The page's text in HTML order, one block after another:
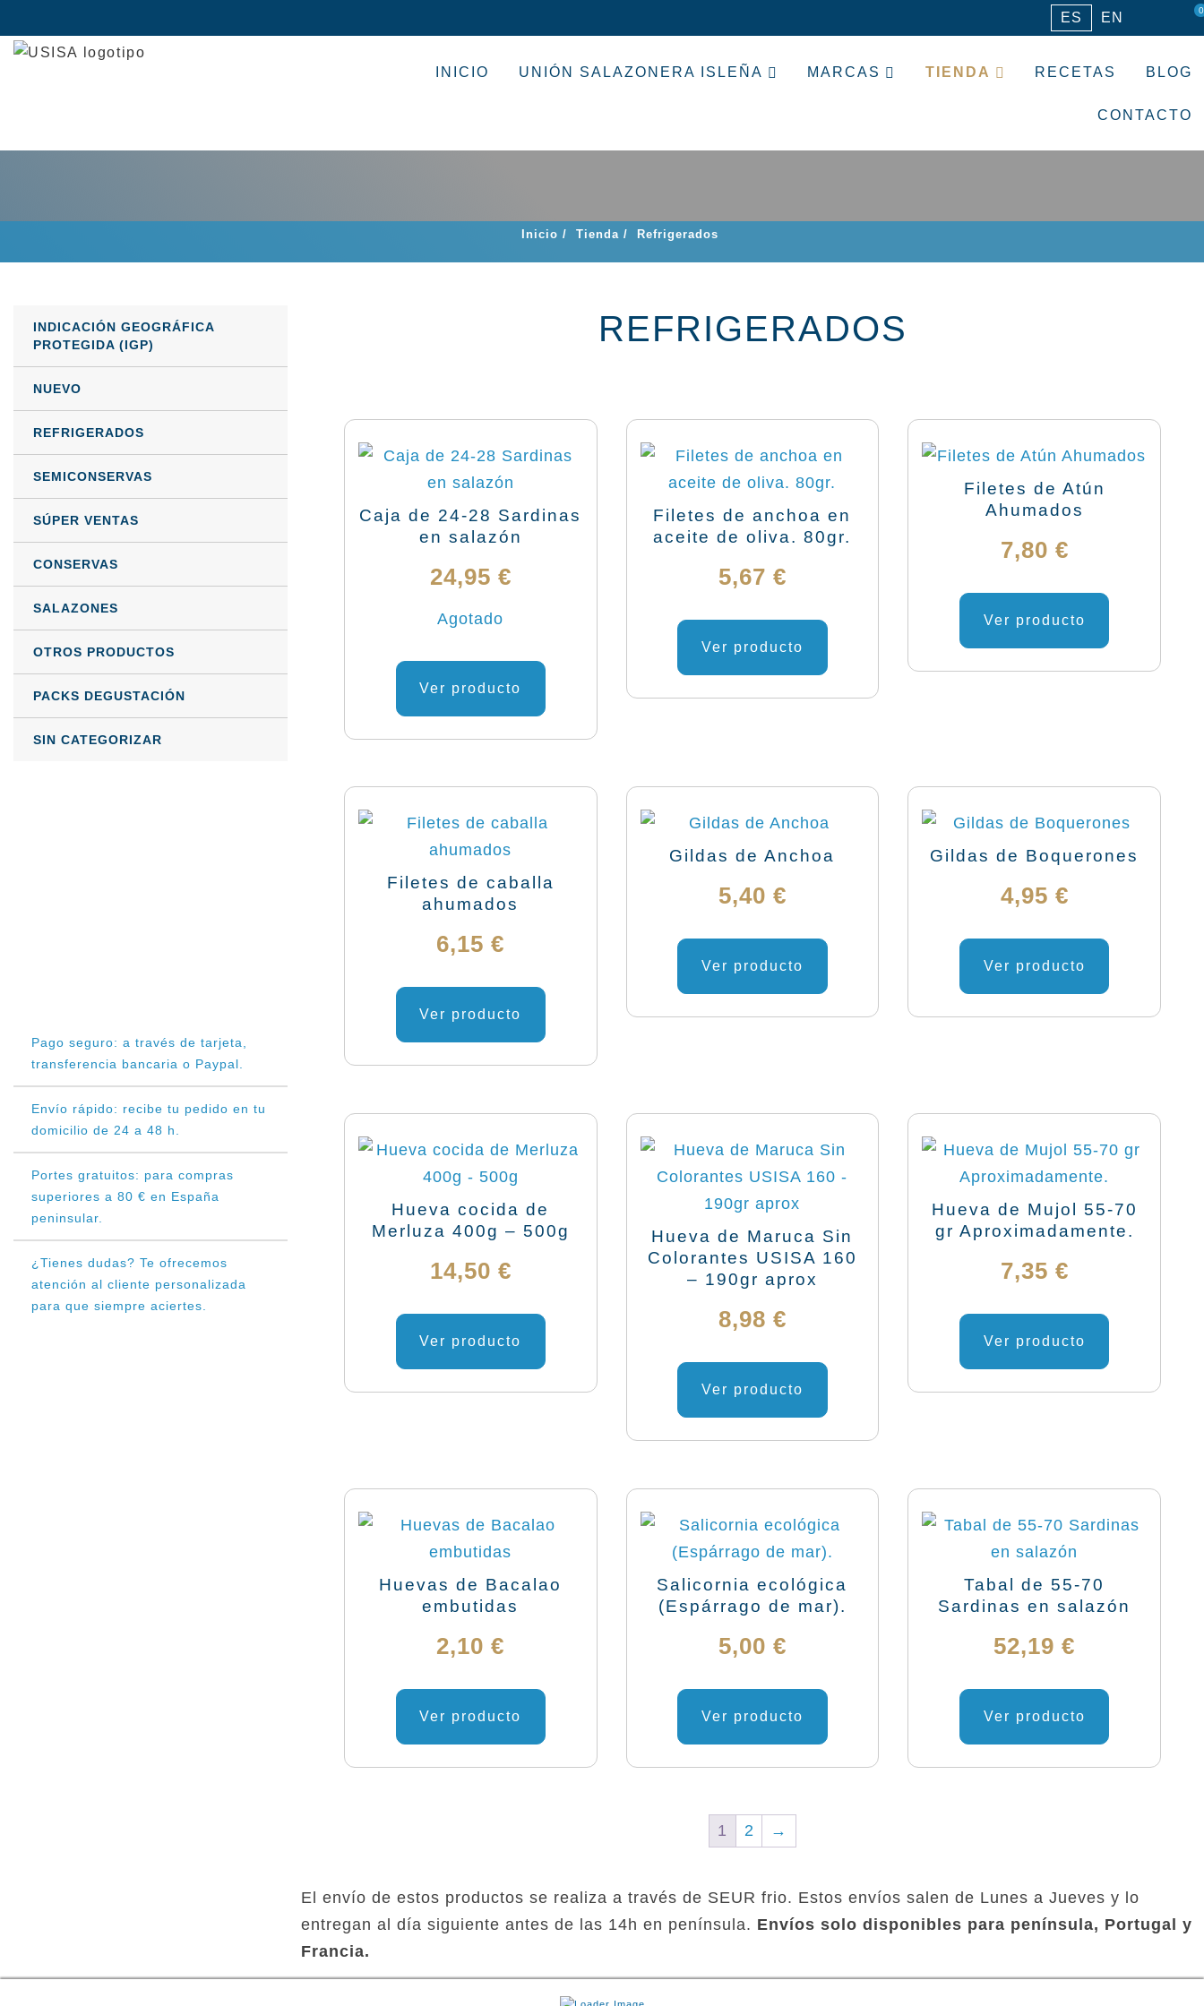
al
ES EN 0
INICIO UNIÓN SALAZONERA ISLEÑA MARCAS TIENDA RECETAS BLOG
CONTACTO
Inicio / Tienda / Refrigerados
INDICACIÓN GEOGRÁFICA
PROTEGIDA (IGP)
NUEVO
REFRIGERADOS
SEMICONSERVAS
SÚPER VENTAS
CONSERVAS
SALAZONES
OTROS PRODUCTOS
PACKS DEGUSTACIÓN
SIN CATEGORIZAR
Pago seguro: a través de tarjeta,
transferencia bancaria o Paypal.
Envío rápido: recibe tu pedido en tu
domicilio de 24 a 48 h.
Portes gratuitos: para compras
superiores a 80 € en España
peninsular.
¿Tienes dudas? Te ofrecemos
atención al cliente personalizada
para que siempre aciertes.
REFRIGERADOS
Caja de 24-28 Sardinas
en salazón
24,95 €
Agotado
Ver producto
Filetes de anchoa en
aceite de oliva. 80gr.
5,67 €
Ver producto
Filetes de Atún
Ahumados
7,80 €
Ver producto
Filetes de caballa
ahumados
6,15€
Ver producto
Gildas de Anchoa
5,40 €
Ver producto
Gildas de Boquerones
4,95 €
Ver producto
Hueva cocida de
Merluza 400g – 500g
14,50 €
Ver producto
Hueva de Maruca Sin
Colorantes USISA 160
– 190gr aprox
8,98 €
Ver producto
Hueva de Mujol 55-70
gr Aproximadamente.
7,35 €
Ver producto
Huevas de Bacalao
embutidas
2,10€
Ver producto
Salicornia ecológica
(Espárrago de mar).
5,00 €
Ver producto
Tabal de 55-70
Sardinas en salazón
52,19€
Ver producto
1 2 →
El envío de estos productos se realiza a través de SEUR frio. Estos envíos salen de Lunes a Jueves y lo
entregan al día siguiente antes de las 14h en península. Envíos solo disponibles para península, Portugal y
Francia.